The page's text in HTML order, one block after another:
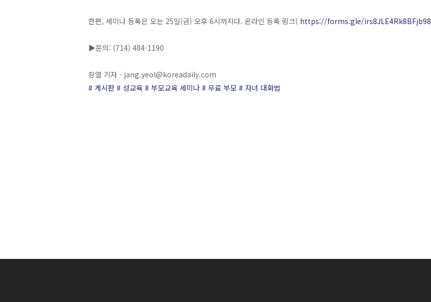
한편, 세미나 등록은 오는 25일(금) 오후 6시까지다. 온라인 등록 링크( https://forms.gle/irs8JLE4Rk8BFjb98
▶문의: (714) 484-1190
장열 기자ㆍ jang.yeol@koreadaily.com
# 게시판 # 성교육 # 부모교육 세미나 # 무료 부모 # 자녀 대화법